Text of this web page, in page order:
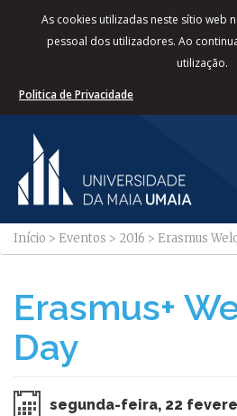
As cookies utilizadas neste sítio web
pessoal dos utilizadores. Ao
utilização.
Politica de Privacidade
Início > Eventos > 2016 > Erasmus
Erasmus+
Day
segunda-feira, 22